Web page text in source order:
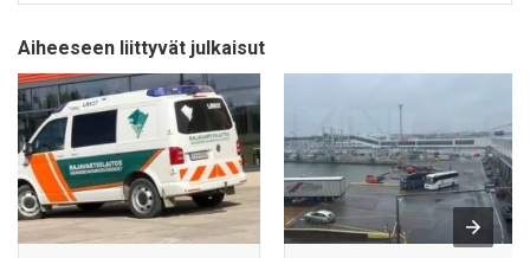
Aiheeseen liittyvät julkaisut